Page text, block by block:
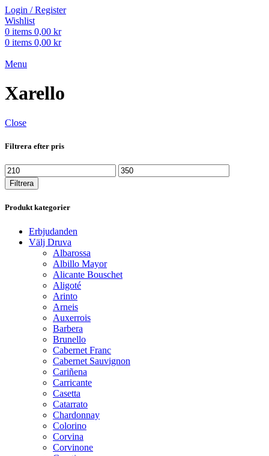
Login / Register
Wishlist
0 items 0,00 kr
0 items 0,00 kr
Menu
Xarello
Close
Filtrera efter pris
Min
pris
Max
pris
Filtrera
Produkt kategorier
Erbjudanden
Välj Druva
Albarossa
Albillo Mayor
Alicante Bouschet
Aligoté
Arinto
Arneis
Auxerrois
Barbera
Brunello
Cabernet Franc
Cabernet Sauvignon
Cariñena
Carricante
Casetta
Catarrato
Chardonnay
Colorino
Corvina
Corvinone